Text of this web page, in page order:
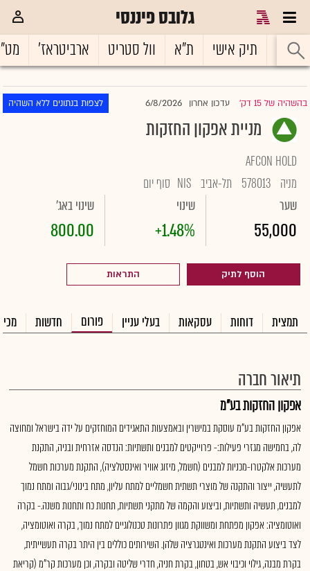
גלובס פיננסי
ראשי תיק אישי ת"א וול סטריט ארביטראז'
בהשהיה של 15 דק' |עדכון אחרון 6/8/2026 לצפות בנתונים ללא השהיה
מניית אפקון החזקות
AFCON HOLD
מניה 578013 תל-אביב NIS סוף יום
שער
55,000
שינוי
+1.48%
שינוי באג'
800.00
הוסף לתיק התראות
תמצית דוחות עסקאות בעלי עניין פורום חדשות
תיאור חברה
אפקון החזקות בע"מ
אפקון החזקות בע"מ עוסקת במישרין ובאמצעות התאגידים המוחזקים על ידה בישראל ומחוצה
לה, בחמישה מגזרי פעילות:- פרוייקטים למבנים ותשתיות: הנדסה אזרחית ובניה, התקנת
מערכות אלקטרו-מכניות למבנים (חשמל, מיזוג אוויר ואינסטלציה), התקנת מערכות חשמל
לתעשיה, ייצור והתקנה של מוצרי תשתית חשמליים למתח עליון, מתח בינוני/גבוה ומתח נמוך
למבנים, תעשיה ותשתיות, וביצוע והקמה של מתקני תשתיות, תחנות כח ותחנות משנה.- בקרה
ואוטומציה: אפקון מפתחת ומשווקת מגוון פתרונות טכנולוגיים למתח נמוך, בקרה ואוטומציה,
לצד ביצוע התקנת מערכות ואינטגרציה שלהן. השירותים כוללים בין היתר בקרה תעשייתית,
בקרת מבנה, גילוי וכיבוי אש, בטחון, בקרת חניה, חדרי שליטה ובקרה, וכן מערכות קר"מ (קריאת